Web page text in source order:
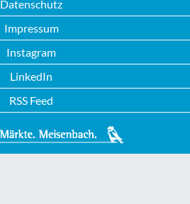
Datenschutz
Impressum
Instagram
LinkedIn
RSS Feed